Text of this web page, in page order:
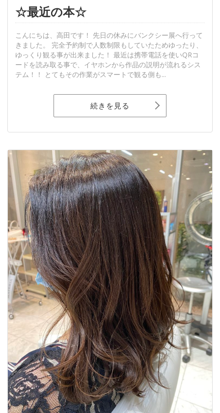
☆最近の本☆
こんにちは、高田です！ 先日の休みにバンクシー展へ行って
きました。 完全予約制で人数制限もしていたためゆったり、
ゆっくり観る事が出来ました！ 最近は携帯電話を使いQRコ
ードを読み取る事で、イヤホンから作品の説明が流れるシス
テム！！ とてもその作業がスマートで観る側も...
続きを見る